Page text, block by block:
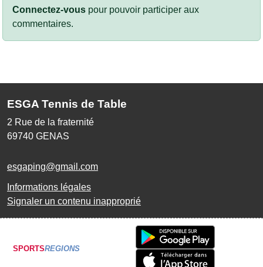
Connectez-vous pour pouvoir participer aux
commentaires.
ESGA Tennis de Table
2 Rue de la fraternité
69740 GENAS
esgaping@gmail.com
Informations légales
Signaler un contenu inapproprié
SPORTSREGIONS